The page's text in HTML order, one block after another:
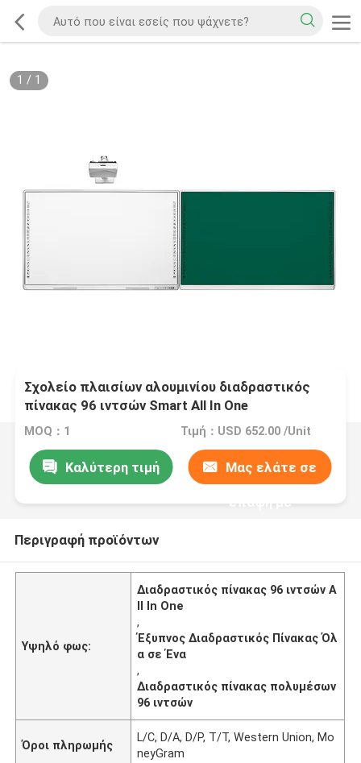
1 / 1
Σχολείο πλαισίων αλουμινίου διαδραστικός
πίνακας 96 ιντσών Smart All In One
MOQ：1 Τιμή：USD 652.00 /Unit
Καλύτερη τιμή Μας ελάτε σε
επαφή με
Περιγραφή προϊόντων
Υψηλό φως:
Διαδραστικός πίνακας 96 ιντσών A
ll In One
,
Έξυπνος Διαδραστικός Πίνακας Όλ
α σε Ένα
,
Διαδραστικός πίνακας πολυμέσων
96 ιντσών
Όροι πληρωμής
L/C, D/A, D/P, T/T, Western Union, Mo
neyGram